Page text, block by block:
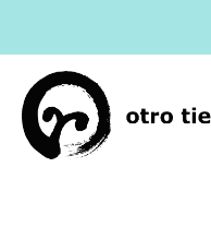
contenido